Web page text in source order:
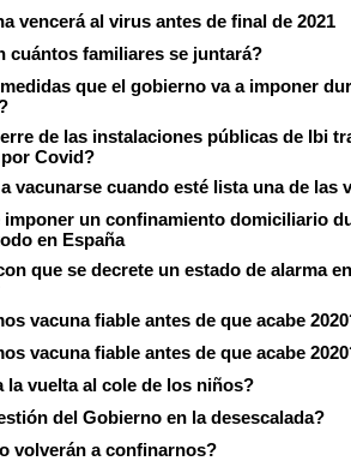
vencerá al virus antes de final de 2021
cuántos familiares se juntará?
que el gobierno va a imponer
de las instalaciones públicas de Ibi
Covid?
vacunarse cuando esté lista una de las
imponer un confinamiento domiciliario
en España
que se decrete un estado de alarma
vacuna fiable antes de que acabe
vacuna fiable antes de que acabe
la vuelta al cole de los niños?
del Gobierno en la desescalada?
volverán a confinarnos?